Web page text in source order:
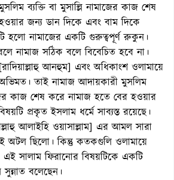
ব্যক্তি বা মুসাল্লি নামাজের কাজ শেষ
জন্য ডান দিকে এবং বাম দিকে
হলো নামাজের একটি গুরুত্বপূর্ণ রুকুন।
নামাজ সঠিক বলে বিবেচিত হবে না।
আনহুম] এবং অধিকাংশ ওলামায়ে
তাই নামাজ আদায়কারী মুসলিম
কাজ শেষ করে নামাজ হতে বের হওয়ার
প্রকৃত ইসলাম ধর্মে সাব্যস্ত রয়েছে।
আলাইহি ওয়াসাল্লাম] এর আমল সারা
অটল ছিলো। কিন্তু কতকগুলি ওলামায়ে
এই সালাম ফিরানোর বিষয়টিকে একটি
বলেছেন।